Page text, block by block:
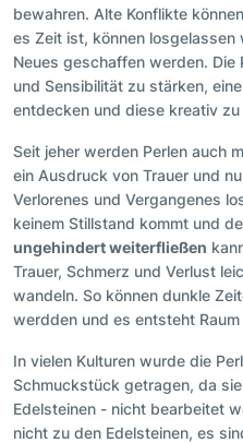
bewahren. Alte Konflikte
es Zeit ist, können losgelassen
Neues geschaffen werden. Die
und Sensibilität zu stärken,
entdecken und diese kreativ zu
Seit jeher werden Perlen auch
ein Ausdruck von Trauer und
Verlorenes und Vergangenes
keinem Stillstand kommt und
ungehindert weiterfließen
Trauer, Schmerz und Verlust
wandeln. So können dunkle
werdden und es entsteht
In vielen Kulturen wurde die
Schmuckstück getragen, da
Edelsteinen - nicht bearbeitet
nicht zu den Edelsteinen, es